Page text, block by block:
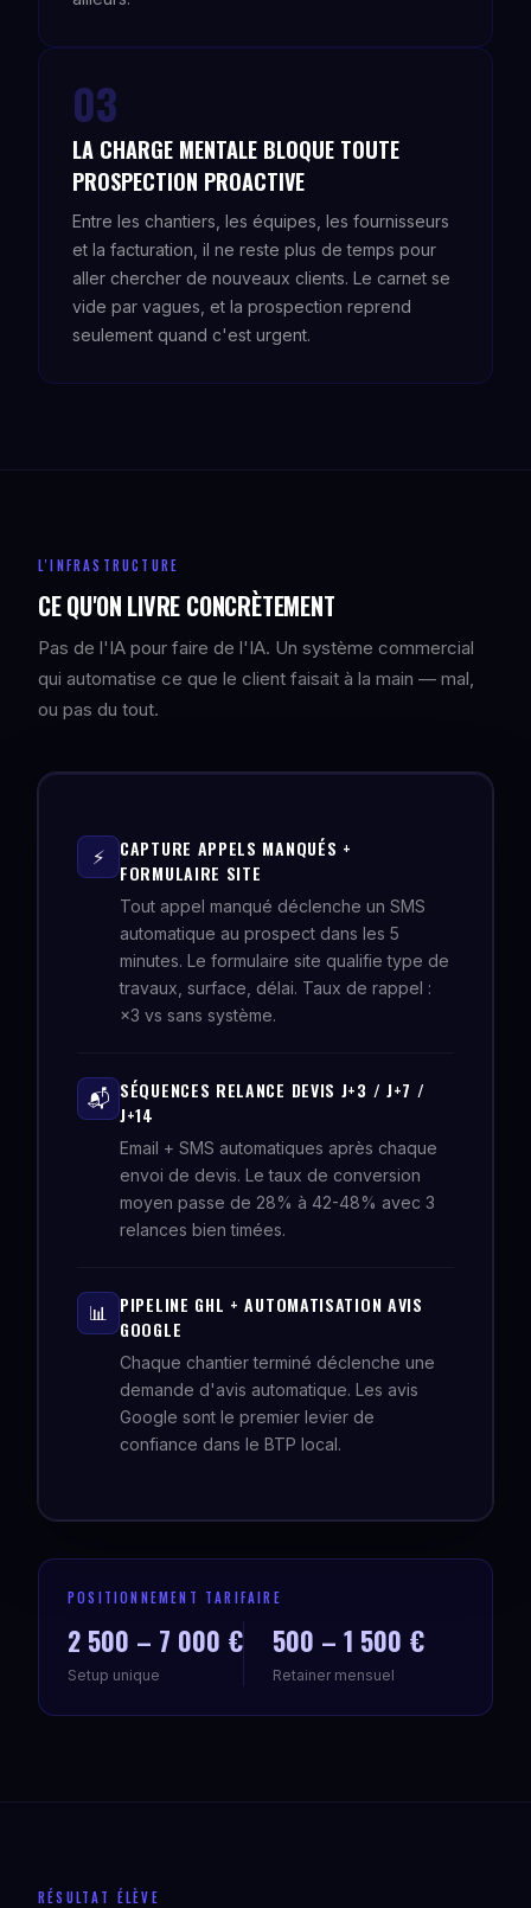
03
LA CHARGE MENTALE BLOQUE TOUTE
PROSPECTION PROACTIVE
Entre les chantiers, les équipes, les fournisseurs
et la facturation, il ne reste plus de temps pour
aller chercher de nouveaux clients. Le carnet se
vide par vagues, et la prospection reprend
seulement quand c'est urgent.
L'INFRASTRUCTURE
CE QU'ON LIVRE CONCRÈTEMENT
Pas de l'IA pour faire de l'IA. Un système commercial
qui automatise ce que le client faisait à la main — mal,
ou pas du tout.
⚡
CAPTURE APPELS MANQUÉS +
FORMULAIRE SITE
Tout appel manqué déclenche un SMS
automatique au prospect dans les 5
minutes. Le formulaire site qualifie type de
travaux, surface, délai. Taux de rappel :
×3 vs sans système.
📬 SÉQUENCES RELANCE DEVIS J+3 / J+7 /
J+14
Email + SMS automatiques après chaque
envoi de devis. Le taux de conversion
moyen passe de 28% à 42-48% avec 3
relances bien timées.
📊 PIPELINE GHL + AUTOMATISATION AVIS
GOOGLE
Chaque chantier terminé déclenche une
demande d'avis automatique. Les avis
Google sont le premier levier de
confiance dans le BTP local.
POSITIONNEMENT TARIFAIRE
2 500 – 7 000 €
Setup unique
500 – 1 500 €
Retainer mensuel
RÉSULTAT ÉLÈVE